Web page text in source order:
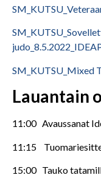
SM_KUTSU_Mixed
Lauantain
11:00 Avaussanat
11:15
15:00 Tauko